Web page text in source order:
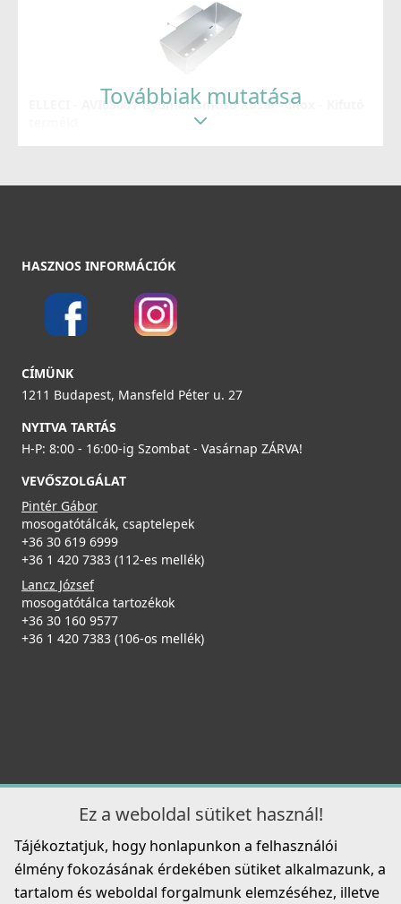
ELLECI - Csaptelep Venere G59 antracit
49 990 Ft
60 990 Ft
ELLECI - Csaptelep Cloud G59 antracit
MGKCLO59
ELLECI - Csaptelep Trail G59 antracit
ELLECI - Csaptelep Reno G59 antracit
MGKREN59
104 990 Ft
109 990 Ft
ELLECI - AVI03001 Gyümölcsmosó kosár - Inox - Kifutó
34 890 Ft
ELLECI - Szifonszett egyutas mosogatóhoz
COMPSIF1V
3 990 Ft
ELLECI - ACI01307 Edényszárító kosár fém univerzális -
Továbbiak mutatása
HASZNOS INFORMÁCIÓK
CÍMÜNK
1211 Budapest, Mansfeld Péter u. 27
NYITVA TARTÁS
H-P: 8:00 - 16:00-ig Szombat - Vasárnap ZÁRVA!
VEVŐSZOLGÁLAT
Pintér Gábor
mosogatótálcák, csaptelepek
+36 30 619 6999
+36 1 420 7383 (112-es mellék)
Lancz József
mosogatótálca tartozékok
+36 30 160 9577
+36 1 420 7383 (106-os mellék)
Ez a weboldal sütiket használ!
Tájékoztatjuk, hogy honlapunkon a felhasználói
élmény fokozásának érdekében sütiket alkalmazunk, a
tartalom és weboldal forgalmunk elemzéséhez, illetve